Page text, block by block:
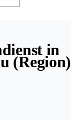
in
(Region)